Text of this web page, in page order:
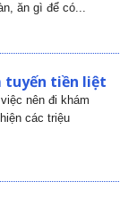
ăn gì để có...
tuyến tiền liệt
nên đi khám
các triệu